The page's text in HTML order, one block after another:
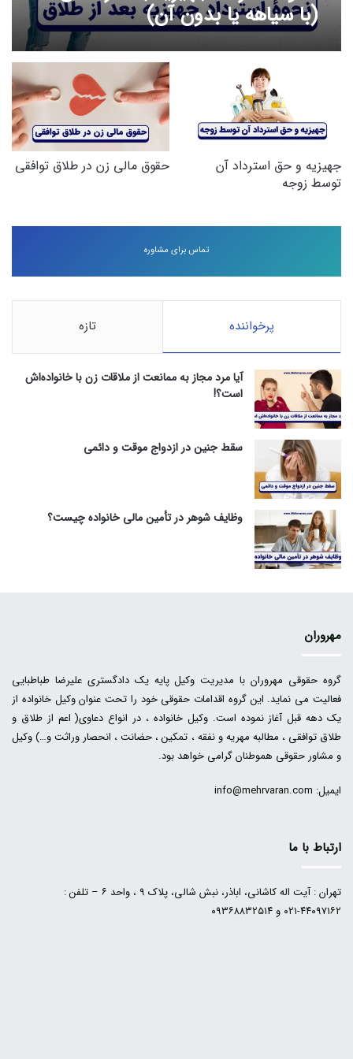
(با سیاهه یا بدون آن)
جهیزیه و حق استرداد آن
توسط زوجه
حقوق مالی زن در طلاق توافقی
تماس برای مشاوره
پرخواننده تازه
آیا مرد مجاز به ممانعت از ملاقات زن با خانواده‌اش
است؟!
سقط جنین در ازدواج موقت و دائمی
وظایف شوهر در تأمین مالی خانواده چیست؟
مهروران
گروه حقوقی مهروران با مدیریت وکیل پایه یک دادگستری علیرضا طباطبایی
فعالیت می نماید. این گروه اقدامات حقوقی خود را تحت عنوان وکیل خانواده از
یک دهه قبل آغاز نموده است. وکیل خانواده ، در انواع دعاوی( اعم از طلاق و
طلاق توافقی ، مطالبه مهریه و نفقه ، تمکین ، حضانت ، انحصار وراثت و…) وکیل
و مشاور حقوقی هموطنان گرامی خواهد بود.
ایمیل: info@mehrvaran.com
ارتباط با ما
تهران : آیت اله کاشانی، اباذر، نبش شالی، پلاک ۹ ، واحد ۶ – تلفن :
۴۴۰۹۷۱۶۲-۰۲۱ و ۰۹۳۶۸۸۳۲۵۱۴